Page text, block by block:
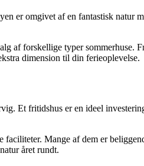
er omgivet af en fantastisk natur
af forskellige typer sommerhuse.
dimension til din ferieoplevelse.
Et fritidshus er en ideel
Mange af dem er
året rundt.